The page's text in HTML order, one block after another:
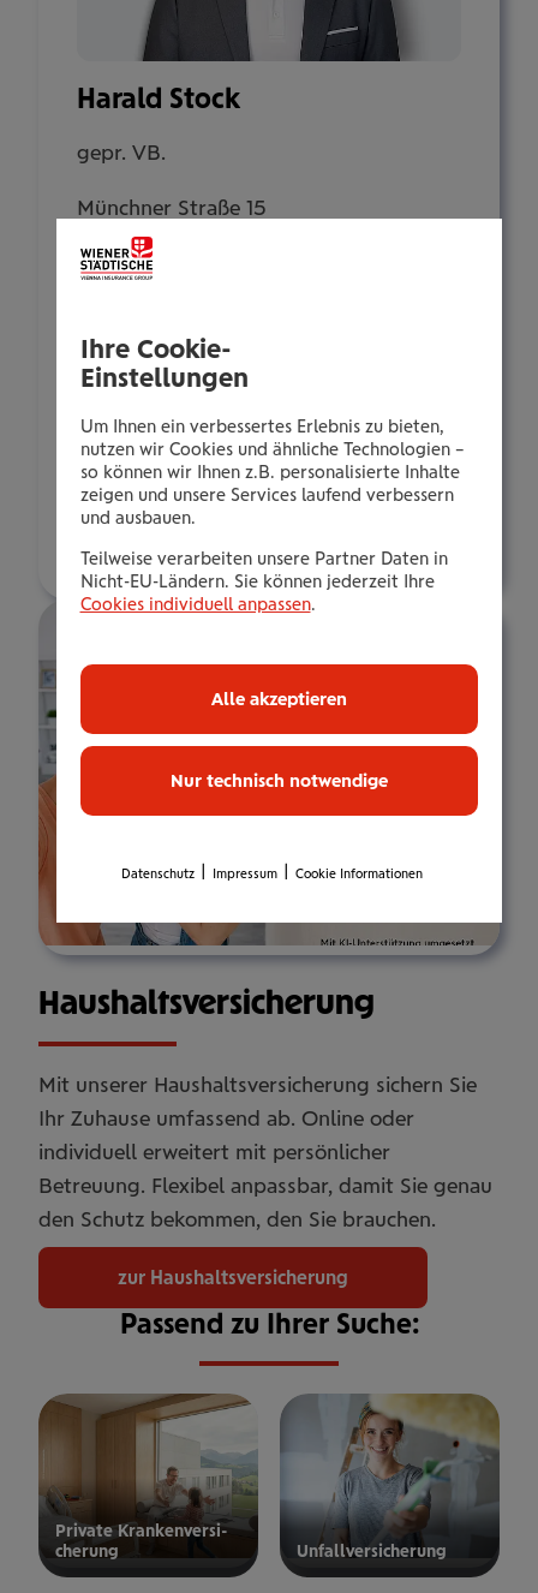
Harald Stock
gepr. VB.
Münchner Straße 15
6130 Schwaz
+435035062135
Mobil:
+436646013962135
E-Mail:
h.stock@wienerstaedtische.at
Haus­halts­ver­si­che­rung
Mit unserer Haushaltsversicherung sichern Sie
Ihr Zuhause umfassend ab. Online oder
individuell erweitert mit persönlicher
Betreuung. Flexibel anpassbar, damit Sie genau
den Schutz bekommen, den Sie brauchen.
zur Haushaltsversicherung
Passend zu Ihrer Suche:
Private Kran­ken­­­ver­si­
che­rung
privaten
Unfall­ver­si­che­rung
Ihre Cookie-
Einstellungen
Um Ihnen ein verbessertes Erlebnis zu bieten,
nutzen wir Cookies und ähnliche Technologien –
so können wir Ihnen z.B. personalisierte Inhalte
zeigen und unsere Services laufend verbessern
und ausbauen.
Teilweise verarbeiten unsere Partner Daten in
Nicht-EU-Ländern. Sie können jederzeit Ihre
Cookies individuell anpassen.
Nur technisch notwendige
Alle akzeptieren
Datenschutz Impressum Cookie Informationen